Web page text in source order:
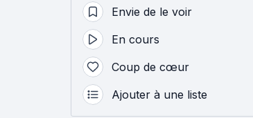
Envie de le voir
En cours
Coup de cœur
Ajouter à une liste